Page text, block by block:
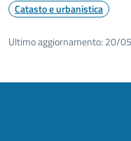
Catasto e urbanistica
Ultimo aggiornamento: 20/